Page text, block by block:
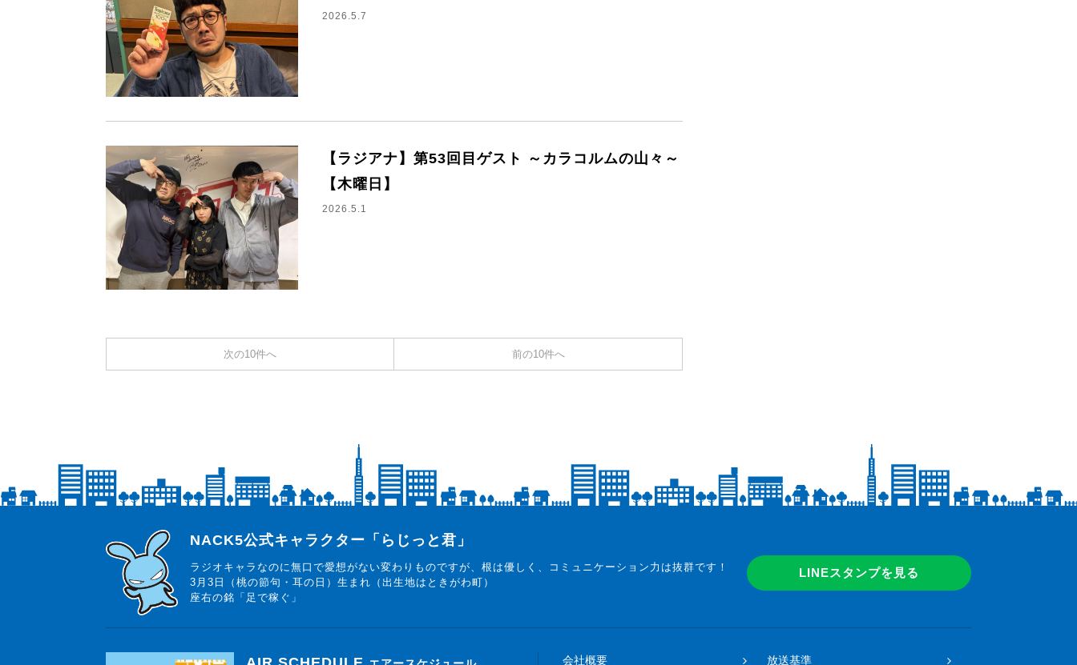
2026.5.7
【ラジアナ】第53回目ゲスト ～カラコルムの山々～
【木曜日】
2026.5.1
次の10件へ 前の10件へ
らじっと君
NACK5公式キャラクター「らじっと君」
ラジオキャラなのに無口で愛想がない変わりものですが、根は優しく、コミュニケーション力は抜群です！
3月3日（桃の節句・耳の日）生まれ（出生地はときがわ町）
座右の銘「足で稼ぐ」
LINEスタンプを見る
会社概要 放送基準